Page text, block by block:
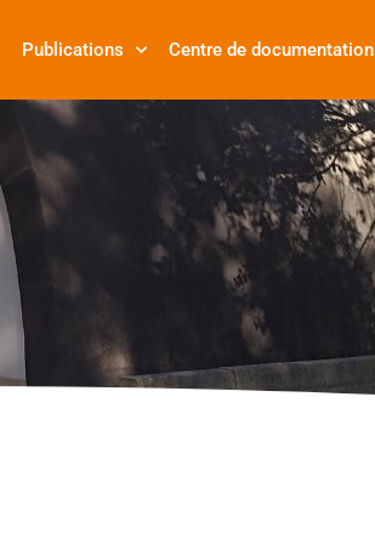
Publications Centre de documentation